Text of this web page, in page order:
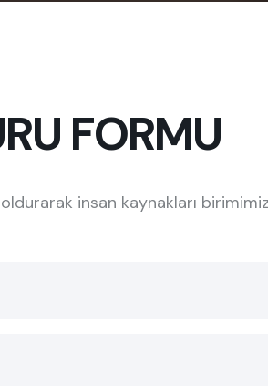
FORMU
insan kaynakları